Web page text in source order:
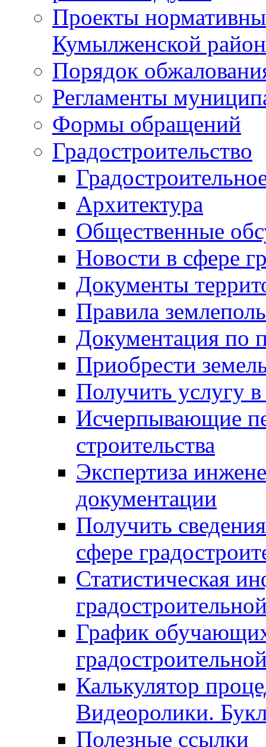
Проекты
Кумылженской
Порядок
Регламенты
Формы обращений
Градостроительство
Архитектура
Общественные
Новости в сфере
Документы
Правила
Документация по
Приобрести
Получить услугу в
Исчерпывающие
строительства
Экспертиза
документации
Получить
сфере
Статистическая
График
Калькулятор
Видеоролики.
Полезные ссылки